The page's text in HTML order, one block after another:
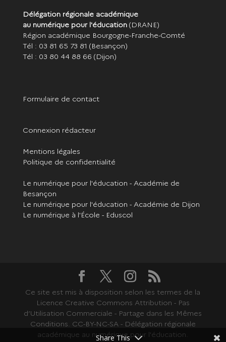
Délégation régionale académique
au numérique pour l'éducation(DRANE)
Région académique Bourgogne-Franche-Comté
Tél : 03 81 65 73 81 (Besançon)
Tél : 03 80 44 88 66 (Dijon)
Formulaire de contact
Connexion rédacteur
Mentions légales
Politique de confidentialité
Le numérique pour l'éducation - Académie de
Besançon
Le numérique pour l'éducation - Académie de Dijon
Le numérique à l'École - Eduscol
Ce site est mis à disposition selon les termes de la
Licence Creative Commons Attribution - Pas
d’Utilisation Commerciale - Partage dans les Mêmes
Conditions. CC-BY-NC-SA - Délégation régionale
académique au numérique pour l'éducation.
Share This